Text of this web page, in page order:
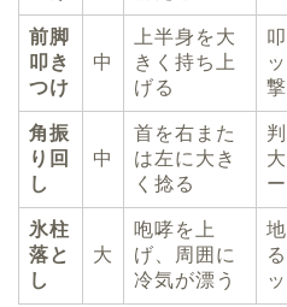
前脚
叩き
つけ
中
上半身を大
きく持ち上
げる
角振
り回
し
中
首を右また
は左に大き
く捻る
氷柱
落と
し
大
咆哮を上
げ、周囲に
冷気が漂う